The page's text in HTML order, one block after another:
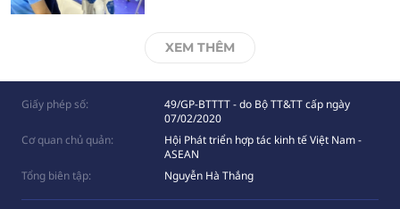
XEM THÊM
Giấy phép số:
49/GP-BTTTT - do Bộ TT&TT cấp ngày
07/02/2020
Cơ quan chủ quản:
Hội Phát triển hợp tác kinh tế Việt Nam -
ASEAN
Tổng biên tập:
Nguyễn Hà Thắng